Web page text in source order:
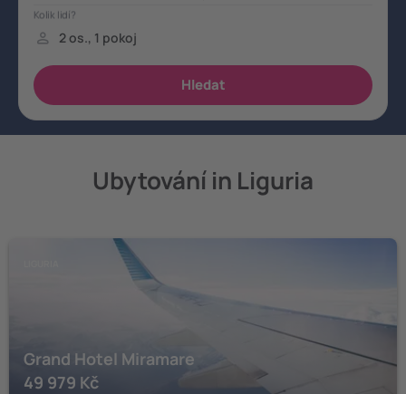
Ubytování in Liguria
Grand Hotel Miramare
49 979 Kč